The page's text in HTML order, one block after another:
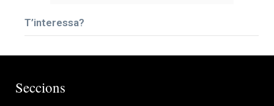
T’interessa?
Seccions